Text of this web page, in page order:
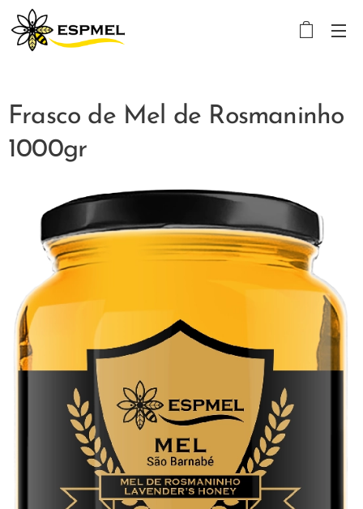
Frasco de Mel de Rosmaninho
1000gr